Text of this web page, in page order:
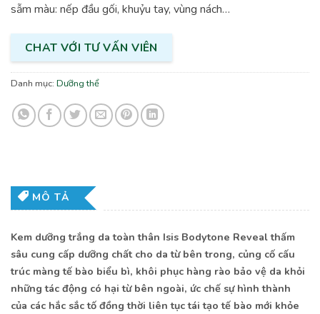
sẫm màu: nếp đầu gối, khuỷu tay, vùng nách…
CHAT VỚI TƯ VẤN VIÊN
Danh mục: Dưỡng thể
MÔ TẢ
Kem dưỡng trắng da toàn thân Isis Bodytone Reveal thấm
sâu cung cấp dưỡng chất cho da từ bên trong, củng cố cấu
trúc màng tế bào biểu bì, khôi phục hàng rào bảo vệ da khỏi
những tác động có hại từ bên ngoài, ức chế sự hình thành
của các hắc sắc tố đồng thời liên tục tái tạo tế bào mới khỏe